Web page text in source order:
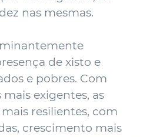
nas mesmas.
de xisto e
e pobres. Com
exigentes, as
resilientes, com
crescimento mais